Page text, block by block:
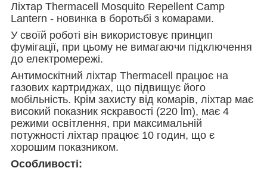
Ліхтар Thermacell Mosquito Repellent Camp
Lantern - новинка в боротьбі з комарами.
У своїй роботі він використовує принцип
фумігації, при цьому не вимагаючи підключення
до електромережі.
Антимоскітний ліхтар Thermacell працює на
газових картриджах, що підвищує його
мобільність. Крім захисту від комарів, ліхтар має
високий показник яскравості (220 lm), має 4
режими освітлення, при максимальній
потужності ліхтар працює 10 годин, що є
хорошим показником.
Особливості: